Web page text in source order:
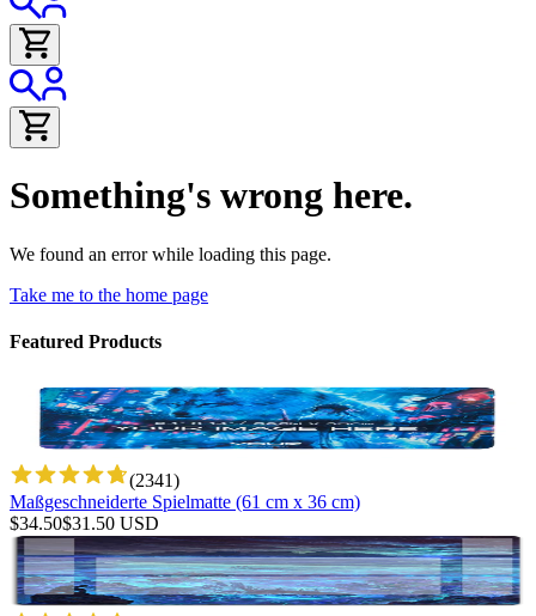
Something's wrong here.
We found an error while loading this page.
Take me to the home page
Featured Products
(2341)
Maßgeschneiderte Spielmatte (61 cm x 36 cm)
$34.50$31.50 USD